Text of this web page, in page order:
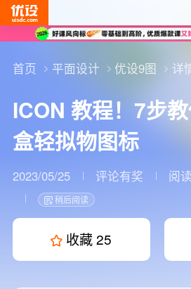
首页 平面设计 优设9图 详
ICON 教程！7步
盒轻拟物图标
2023/05/25 评论有奖 阅
稍后阅读
收藏25